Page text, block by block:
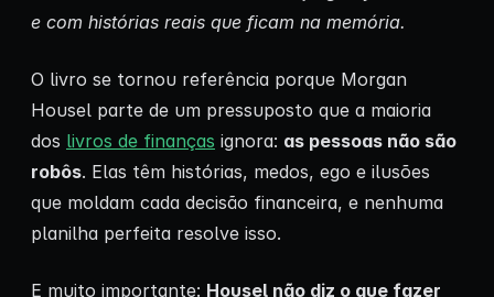
e com histórias reais que ficam na memória.
O livro se tornou referência porque Morgan
Housel parte de um pressuposto que a maioria
dos livros de finanças ignora: as pessoas não são
robôs. Elas têm histórias, medos, ego e ilusões
que moldam cada decisão financeira, e nenhuma
planilha perfeita resolve isso.
E muito importante: Housel não diz o que fazer